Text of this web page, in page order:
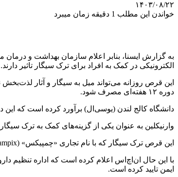
۱۴۰۳/۰۸/۲۲
خواندن این مطلب 1 دقیقه زمان میبرد
الکترونیکی در کمک به افراد برای ترک سیگار تاثیر دارند.
این قرص روزانه می‌تواند میل به سیگار و آثار
دوره‌ ۱۲ هفته‌ای مصرف شود.
دانشگاه کالج لندن (یوسی‌ال) برآورد کرده است که این دارو می‌تواند سالانه به بیش از ۸۵ هزار نفر کمک و از حدود ۹
وارنیکلین به عنوان یکی از گزینه‌های کمک به ترک
این قرص ترک سیگار که با نام تجاری «چمپیکس» (Champix) شناخته می‌شد، پیش‌تر تجویز می‌شد اما پس از کشف یک ناخالصی در آن، شرکت فایزر در سال ۲۰۲۱ از روی احتیاط این قرص را از بازار جمع کرد.
ایمن تایید کرده است.